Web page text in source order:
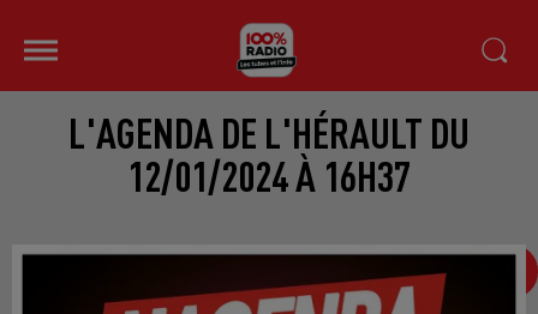
L'AGENDA DE L'HÉRAULT DU
12/01/2024 À 16H37